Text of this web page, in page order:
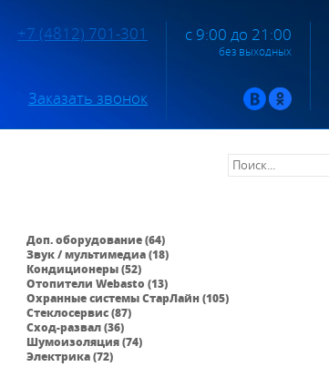
+7 (4812) 701-301
Заказать звонок
с 9:00 до 21:00
без выходных
Доп. оборудование (64)
Звук / мультимедиа (18)
Кондиционеры (52)
Отопители Webasto (13)
Охранные системы СтарЛайн (105)
Стеклосервис (87)
Сход-развал (36)
Шумоизоляция (74)
Электрика (72)